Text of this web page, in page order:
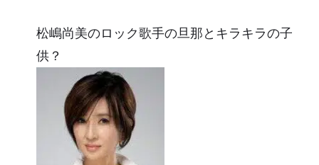
松嶋尚美のロック歌手の旦那とキラキラの子
供？